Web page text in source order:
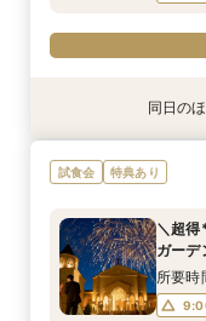
8/14(金)
【平日
邸宅&
8/14(金)
【月・
ア
8/14(金)
【比較
ショー
8/14(金)
【平日
験！結
同日の
試食会 特典あり
＼超
ガーデ
所要時